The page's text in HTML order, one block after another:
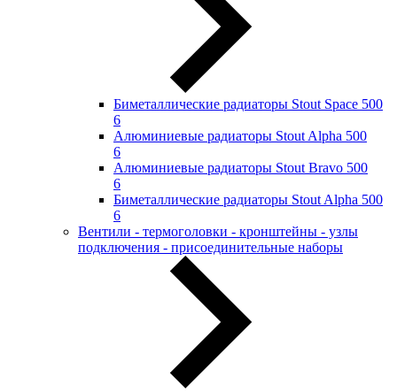
Биметаллические радиаторы Stout Space 500
6
Алюминиевые радиаторы Stout Alpha 500
6
Алюминиевые радиаторы Stout Bravo 500
6
Биметаллические радиаторы Stout Alpha 500
6
Вентили - термоголовки - кронштейны - узлы
подключения - присоединительные наборы